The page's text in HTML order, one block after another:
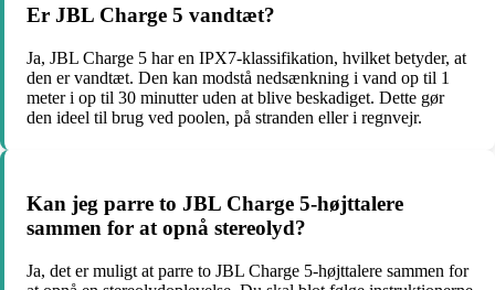
Er JBL Charge 5 vandtæt?
Ja, JBL Charge 5 har en IPX7-klassifikation, hvilket betyder, at
den er vandtæt. Den kan modstå nedsænkning i vand op til 1
meter i op til 30 minutter uden at blive beskadiget. Dette gør
den ideel til brug ved poolen, på stranden eller i regnvejr.
Kan jeg parre to JBL Charge 5-højttalere
sammen for at opnå stereolyd?
Ja, det er muligt at parre to JBL Charge 5-højttalere sammen for